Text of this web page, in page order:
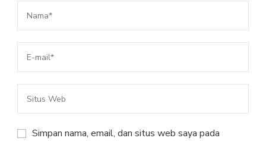
Simpan nama, email, dan situs web saya pada